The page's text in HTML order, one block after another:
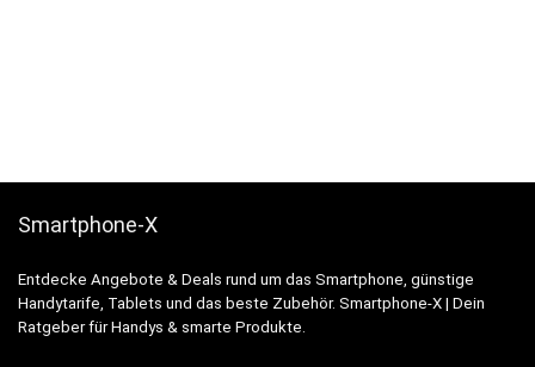
Smartphone-X
Entdecke Angebote & Deals rund um das Smartphone, günstige
Handytarife, Tablets und das beste Zubehör. Smartphone-X | Dein
Ratgeber für Handys & smarte Produkte.